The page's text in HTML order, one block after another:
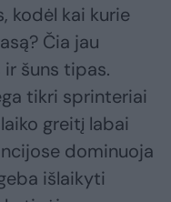
kodėl kai kurie
Čia jau
šuns tipas.
tikri sprinteriai
greitį labai
dominuoja
išlaikyti